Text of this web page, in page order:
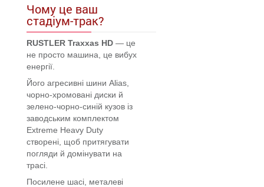
Чому це ваш
стадіум-трак?
RUSTLER Traxxas HD — це
не просто машина, це вибух
енергії.
Його агресивні шини Alias,
чорно-хромовані диски й
зелено-чорно-синій кузов із
заводським комплектом
Extreme Heavy Duty
створені, щоб притягувати
погляди й домінувати на
трасі.
Посилене шасі, металеві